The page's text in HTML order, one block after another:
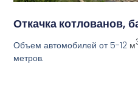
Откачка котлованов,
Объем автомобилей от 5-12 м
метров.